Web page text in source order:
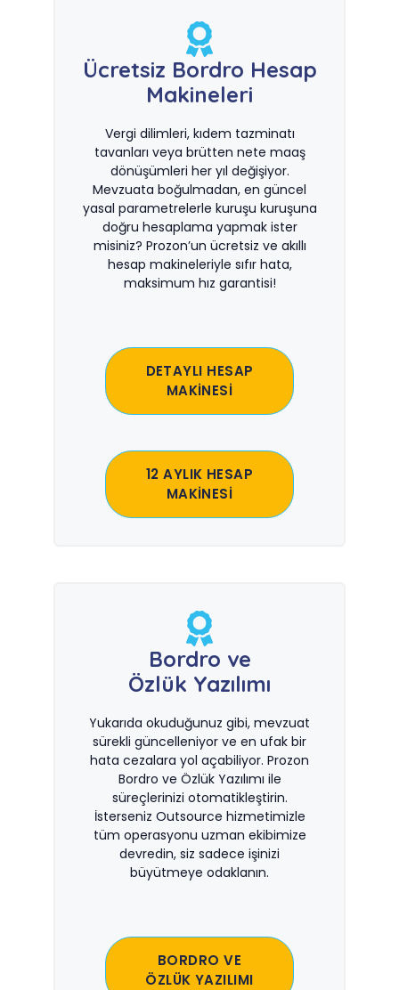
Ücretsiz Bordro Hesap
Makineleri
Vergi dilimleri, kıdem tazminatı
tavanları veya brütten nete maaş
dönüşümleri her yıl değişiyor.
Mevzuata boğulmadan, en güncel
yasal parametrelerle kuruşu kuruşuna
doğru hesaplama yapmak ister
misiniz? Prozon’un ücretsiz ve akıllı
hesap makineleriyle sıfır hata,
maksimum hız garantisi!
DETAYLI HESAP
MAKİNESİ
12 AYLIK HESAP
MAKİNESİ
Bordro ve
Özlük Yazılımı
Yukarıda okuduğunuz gibi, mevzuat
sürekli güncelleniyor ve en ufak bir
hata cezalara yol açabiliyor. Prozon
Bordro ve Özlük Yazılımı ile
süreçlerinizi otomatikleştirin.
İsterseniz Outsource hizmetimizle
tüm operasyonu uzman ekibimize
devredin, siz sadece işinizi
büyütmeye odaklanın.
BORDRO VE
ÖZLÜK YAZILIMI